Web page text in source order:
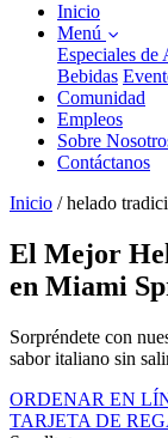
Inicio
Menú
Especiales de
Bebidas
Comunidad
Empleos
Sobre
Contáctanos
Inicio / helado
El Mejor
en Miami
Sorpréndete con
sabor italiano sin
ORDENAR EN
TARJETA DE